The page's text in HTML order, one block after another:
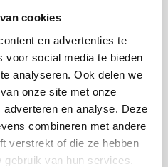
cookies
en advertenties te
voor social media te bieden
analyseren. Ook delen we
onze site met onze
en analyse. Deze
combineren met andere
verstrekt of die ze hebben
van hun services.
in mijn omgeving per
met deAlgemene